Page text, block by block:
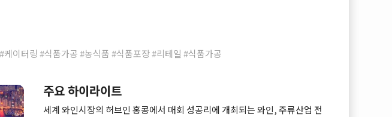
이터링 #식품가공 #농식품 #식품포장 #리테일 #식품가공
주요 하이라이트
세계 와인시장의 허브인 홍콩에서 매회 성공리에 개최되는 와인, 주류산업 전